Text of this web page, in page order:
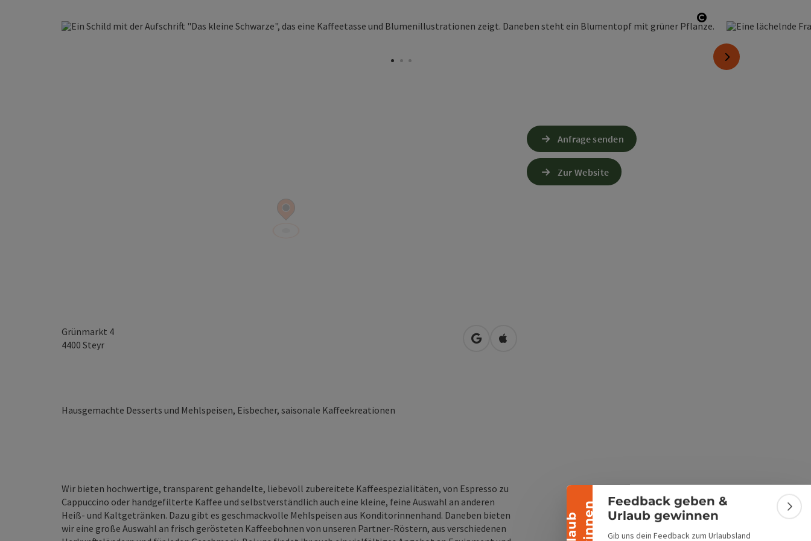
Banner einklappen
Feedback geben &
Urlaub gewinnen
Gib uns dein Feedback zum Urlaubsland
Copyright öffnen
nächstes Element
Grünmarkt 4
4400 Steyr in Google Maps öffnen
in Apple Maps öffnen
Hausgemachte Desserts und Mehlspeisen, Eisbecher, saisonale Kaffeekreationen
Wir bieten hochwertige, transparent gehandelte, liebevoll zubereitete Kaffeespezialitäten, von Espresso zu
Cappuccino oder handgefilterte Kaffee und selbstverständlich auch eine kleine, feine Auswahl an anderen
Heiß- und Kaltgetränken. Dazu gibt es geschmackvolle Mehlspeisen aus Konditorinnenhand. Daneben bieten
wir eine große Auswahl an frisch gerösteten Kaffeebohnen von unseren Partner-Röstern, aus verschiedenen
Anfrage senden
Zur Website